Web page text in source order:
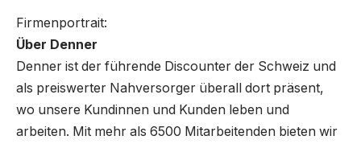
Firmenportrait:
Über Denner
Denner ist der führende Discounter der Schweiz und
als preiswerter Nahversorger überall dort präsent,
wo unsere Kundinnen und Kunden leben und
arbeiten. Mit mehr als 6500 Mitarbeitenden bieten wir